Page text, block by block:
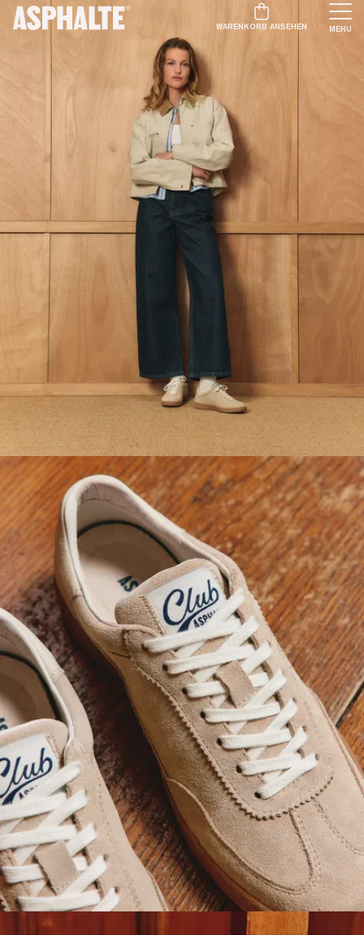
WARENKORB ANSEHEN MENU